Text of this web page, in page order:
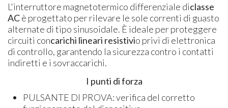
L'interruttore magnetotermico differenziale diclasse
ACè progettato per rilevare le sole correnti di guasto
alternate di tipo sinusoidale. È ideale per proteggere
circuiti concarichi lineari resistivio privi di elettronica
di controllo, garantendo la sicurezza contro i contatti
indiretti e i sovraccarichi.
I punti di forza
​PULSANTE DI PROVA: verifica del corretto